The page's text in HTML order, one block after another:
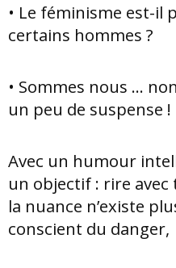
• Le féminisme est-il
certains hommes ?
• Sommes nous ...
un peu de suspense !
Avec un humour
un objectif : rire
la nuance n’existe
conscient du danger,